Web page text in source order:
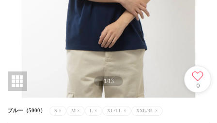
1/13
0
ブルー（5000） S × M × L × XL/LL × XXL/3L ×